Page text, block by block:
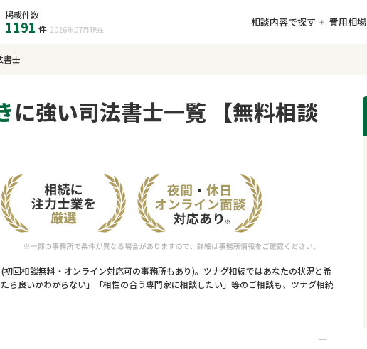
掲載件数
1191 件 2026年07月 現在
相談内容で探す 費用相場
書士
に強い司法書士一覧 【無料相談
回相談無料・オンライン対応可の事務所もあり)。ツナグ相続ではあなたの状況と希
ら良いかわからない」「相性の合う専門家に相談したい」等のご相談も、ツナグ相続